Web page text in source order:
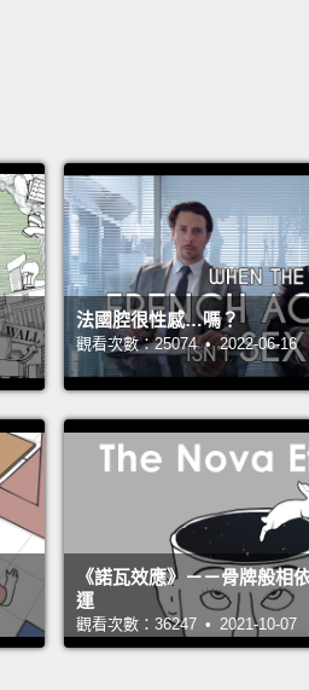
法國腔很性感…嗎？
觀看次數：25074 • 2022-06-16
《諾瓦效應》－－骨牌般相
運
觀看次數：36247 • 2021-10-07